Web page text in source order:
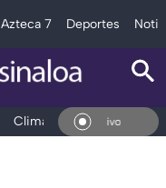
Azteca 7 Deportes
Clima Deportes
En Vivo